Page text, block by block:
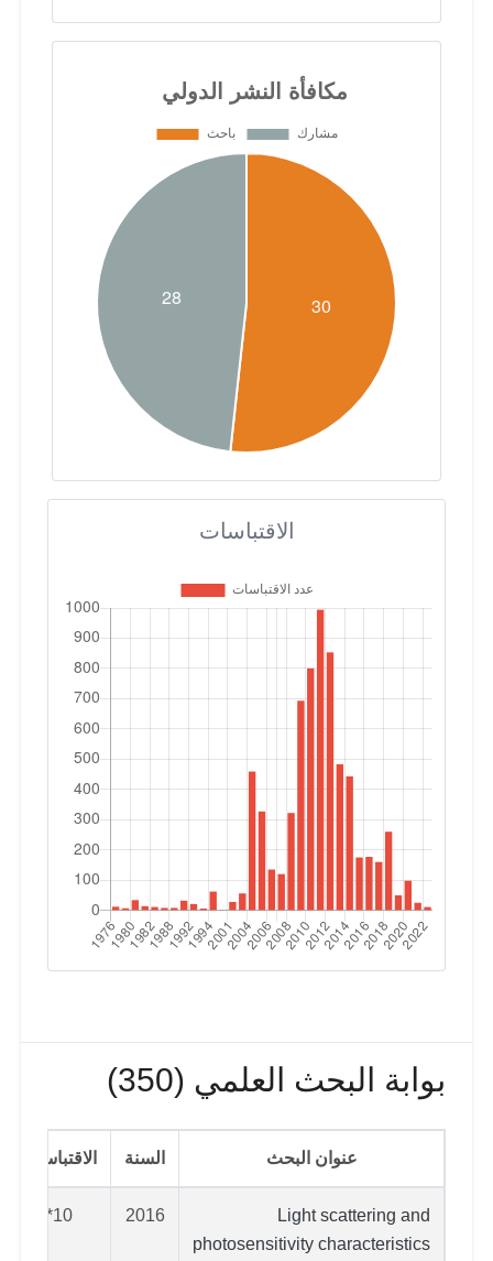
الاقتباسات
بوابة البحث العلمي (350)
عنوان البحث السنة الاقتباسات
Light scattering and
photosensitivity characteristics
2016
10*